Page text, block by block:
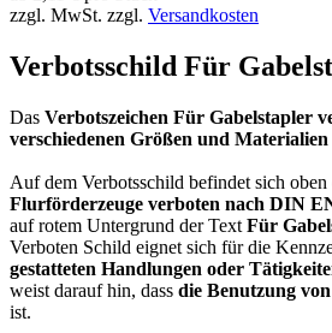
zzgl. MwSt. zzgl. Versandkosten
Verbotsschild Für
Das Verbotszeichen Für Gabelstapler
verschiedenen Größen und Materialien
Auf dem Verbotsschild befindet sich oben
Flurförderzeuge verboten nach DIN
auf rotem Untergrund der Text Für
Verboten Schild eignet sich für die
gestatteten Handlungen oder
weist darauf hin, dass die Benutzung
ist.